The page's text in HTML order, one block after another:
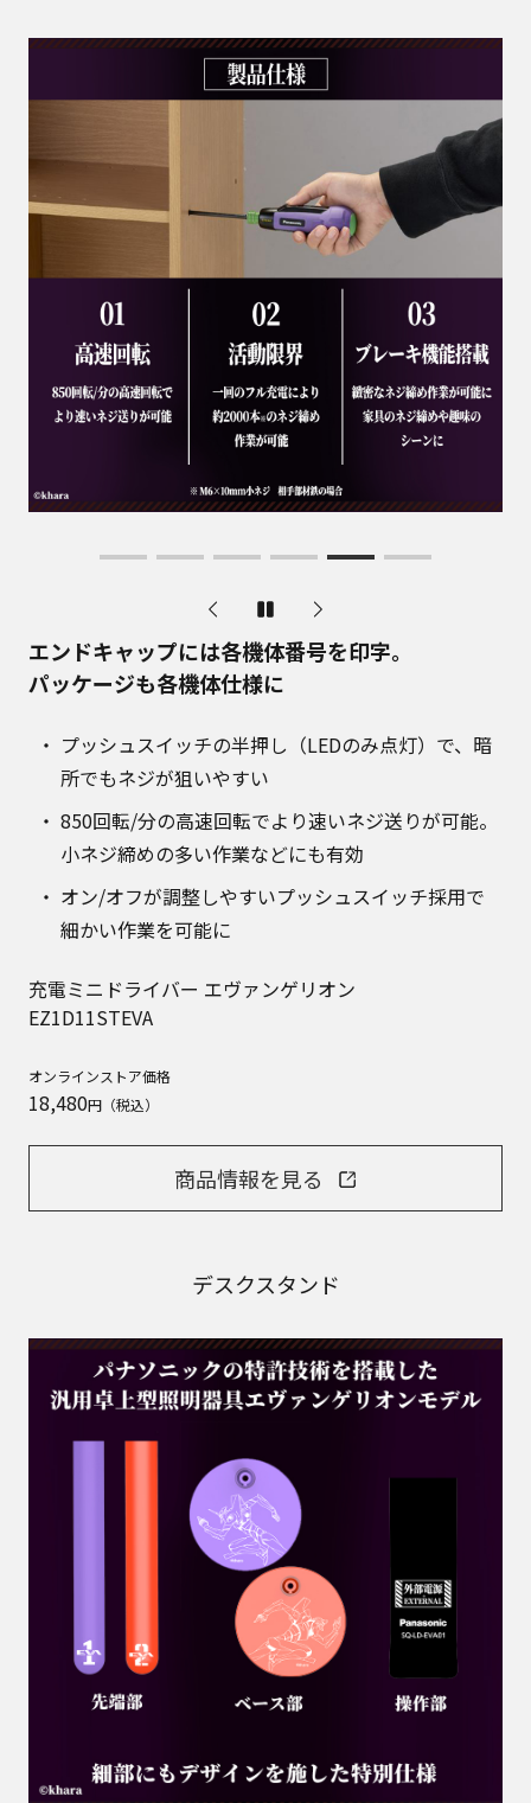
エンドキャップには各機体番号を印字。
パッケージも各機体仕様に
プッシュスイッチの半押し（LEDのみ点灯）で、暗
所でもネジが狙いやすい
850回転/分の高速回転でより速いネジ送りが可能。
小ネジ締めの多い作業などにも有効
オン/オフが調整しやすいプッシュスイッチ採用で
細かい作業を可能に
充電ミニドライバー エヴァンゲリオン
EZ1D11STEVA
オンラインストア価格
18,480円（税込）
商品情報を見る
デスクスタンド